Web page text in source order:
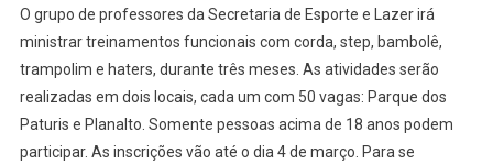
Esportivas
O grupo de professores da Secretaria de Esporte e Lazer irá
ministrar treinamentos funcionais com corda, step, bambolê,
trampolim e haters, durante três meses. As atividades serão
realizadas em dois locais, cada um com 50 vagas: Parque dos
Paturis e Planalto. Somente pessoas acima de 18 anos podem
participar. As inscrições vão até o dia 4 de março. Para se